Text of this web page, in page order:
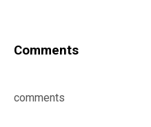
Comments
comments